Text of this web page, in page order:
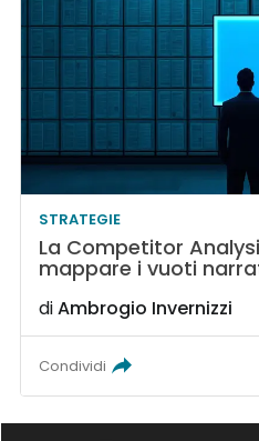
STRATEGIE
La Competitor
mappare i vuoti
diAmbrogio Invernizzi
Condividi